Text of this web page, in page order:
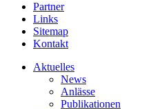
Partner
Links
Sitemap
Kontakt
Aktuelles
News
Anlässe
Publikationen